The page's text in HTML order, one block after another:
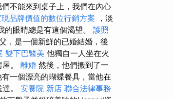
不能來到桌子上，我們在內心
品牌價值的數位行銷方案 ，淡
眼睛總是有這個渴望。 護照
，是一個新鮮的已婚結婚，後
雙下巴醫美 他獨自一人坐在火
。 離婚 然後，他們搬到了一
有一個漂亮的蝴蝶餐具，當他在
。 安養院 新店 聯合法律事務